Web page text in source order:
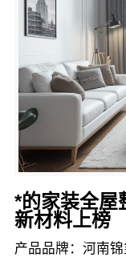
*的家装全屋
新材料上榜
产品品牌：河南